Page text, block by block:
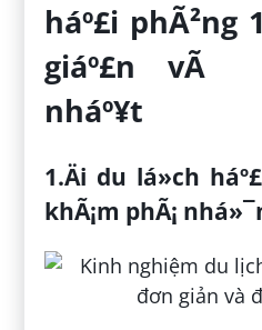
háº£i phÃ²ng
giáº£n vÃ
nháº¥t
1.Äi du lá»ch
khÃ¡m phÃ¡